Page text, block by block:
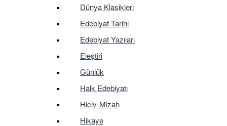
Dünya Klasikleri
Edebiyat Tarihi
Edebiyat Yazıları
Eleştiri
Günlük
Halk Edebiyatı
Hiciv-Mizah
Hikaye